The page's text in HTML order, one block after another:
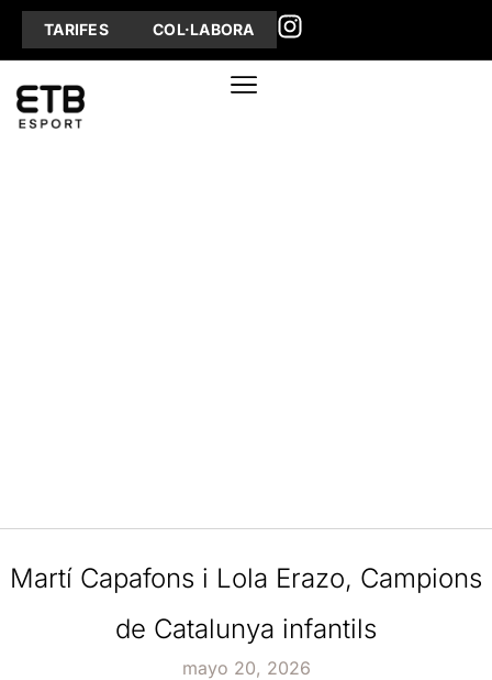
TARIFES COL·LABORA
Martí Capafons i Lola Erazo, Campions
de Catalunya infantils
mayo 20, 2026